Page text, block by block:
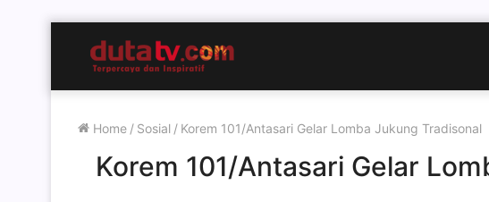
Home / Sosial / Korem 101/Antasari Gelar Lomba Jukung Tradisonal
Korem 101/Antasari Gelar